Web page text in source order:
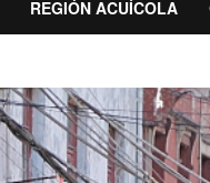
REGIÓN ACUÍCOLA